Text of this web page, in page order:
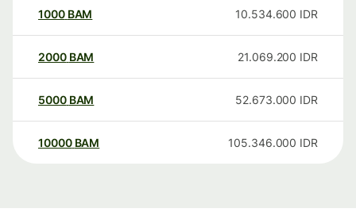
1000 BAM 10.534.600 IDR
2000 BAM 21.069.200 IDR
5000 BAM 52.673.000 IDR
10000 BAM 105.346.000 IDR